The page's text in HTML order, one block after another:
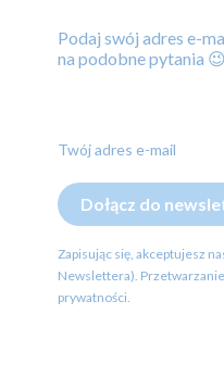
Podaj swój adres e-
na podobne pytania 😉
Twój adres e-mail
Dołącz do
Zapisując się, akceptujesz
Newslettera).
prywatności.